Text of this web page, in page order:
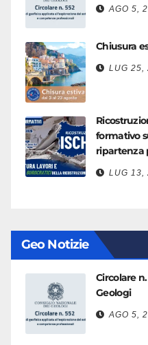
AGO 5,
Chiusura
LUG 25,
formativo
ripartenza
LUG 13,
Geo Notizie
Circolare
Geologi
AGO 5,